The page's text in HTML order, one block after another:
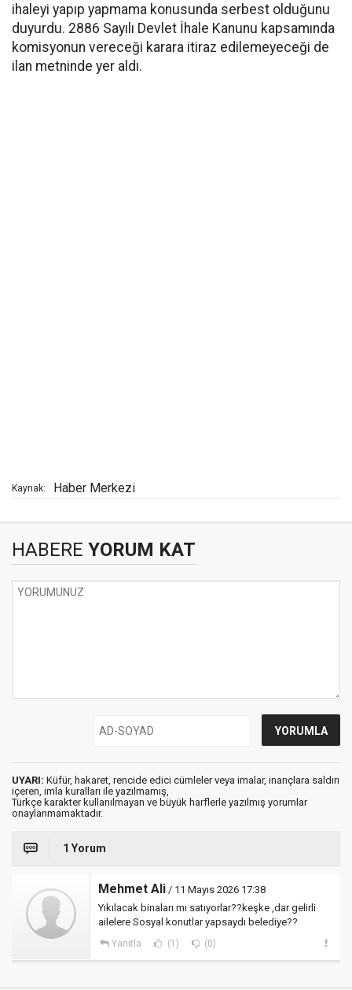
ihaleyi yapıp yapmama konusunda serbest olduğunu
duyurdu. 2886 Sayılı Devlet İhale Kanunu kapsamında
komisyonun vereceği karara itiraz edilemeyeceği de
ilan metninde yer aldı.
Kaynak: Haber Merkezi
HABERE YORUM KAT
UYARI: Küfür, hakaret, rencide edici cümleler veya imalar, inançlara saldırı
içeren, imla kuralları ile yazılmamış,
Türkçe karakter kullanılmayan ve büyük harflerle yazılmış yorumlar
onaylanmamaktadır.
1 Yorum
Mehmet Ali / 11 Mayıs 2026 17:38
Yıkılacak binaları mı satıyorlar??keşke ,dar gelirli
ailelere Sosyal konutlar yapsaydı belediye??
Yanıtla (1) (0)